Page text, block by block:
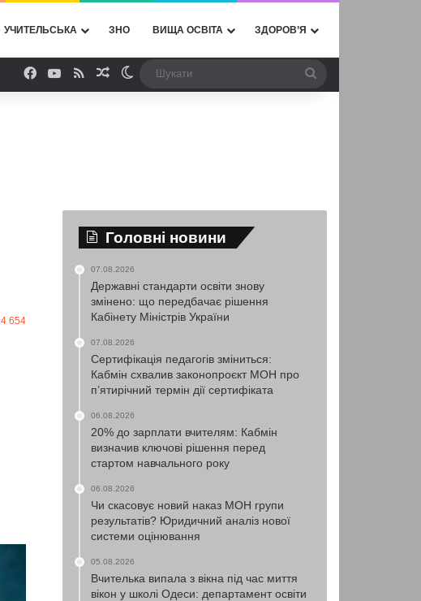
УЧИТЕЛЬСЬКА ЗНО ВИЩА ОСВІТА ЗДОРОВ’Я
Facebook
YouTube
RSSВипадкова стаття
Switch skin
4 654
Головні новини
07.08.2026
Державні стандарти освіти знову
змінено: що передбачає рішення
Кабінету Міністрів України
07.08.2026
Сертифікація педагогів зміниться:
Кабмін схвалив законопроєкт МОН про
п’ятирічний термін дії сертифіката
06.08.2026
20% до зарплати вчителям: Кабмін
визначив ключові рішення перед
стартом навчального року
06.08.2026
Чи скасовує новий наказ МОН групи
результатів? Юридичний аналіз нової
системи оцінювання
05.08.2026
Вчителька випала з вікна під час миття
вікон у школі Одеси: департамент освіти